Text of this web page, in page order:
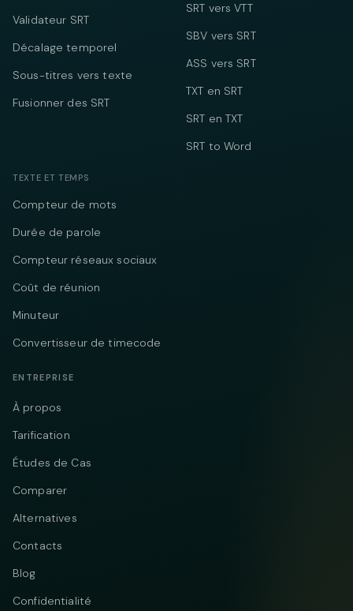
Validateur SRT
Décalage temporel
Sous-titres vers texte
Fusionner des SRT
SRT vers VTT
SBV vers SRT
ASS vers SRT
TXT en SRT
SRT en TXT
SRT to Word
TEXTE ET TEMPS
Compteur de mots
Durée de parole
Compteur réseaux sociaux
Coût de réunion
Minuteur
Convertisseur de timecode
ENTREPRISE
À propos
Tarification
Études de Cas
Comparer
Alternatives
Contacts
Blog
Confidentialité